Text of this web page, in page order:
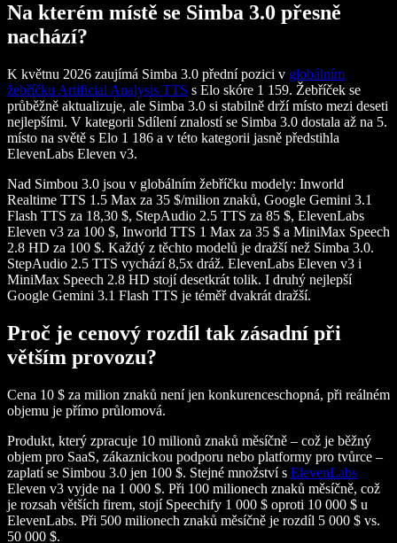
Na kterém místě se Simba 3.0 přesně
nachází?
K květnu 2026 zaujímá Simba 3.0 přední pozici v globálním
žebříčku Artificial Analysis TTS s Elo skóre 1 159. Žebříček se
průběžně aktualizuje, ale Simba 3.0 si stabilně drží místo mezi deseti
nejlepšími. V kategorii Sdílení znalostí se Simba 3.0 dostala až na 5.
místo na světě s Elo 1 186 a v této kategorii jasně předstihla
ElevenLabs Eleven v3.
Nad Simbou 3.0 jsou v globálním žebříčku modely: Inworld
Realtime TTS 1.5 Max za 35 $/milion znaků, Google Gemini 3.1
Flash TTS za 18,30 $, StepAudio 2.5 TTS za 85 $, ElevenLabs
Eleven v3 za 100 $, Inworld TTS 1 Max za 35 $ a MiniMax Speech
2.8 HD za 100 $. Každý z těchto modelů je dražší než Simba 3.0.
StepAudio 2.5 TTS vychází 8,5x dráž. ElevenLabs Eleven v3 i
MiniMax Speech 2.8 HD stojí desetkrát tolik. I druhý nejlepší
Google Gemini 3.1 Flash TTS je téměř dvakrát dražší.
Proč je cenový rozdíl tak zásadní při
větším provozu?
Cena 10 $ za milion znaků není jen konkurenceschopná, při reálném
objemu je přímo průlomová.
Produkt, který zpracuje 10 milionů znaků měsíčně – což je běžný
objem pro SaaS, zákaznickou podporu nebo platformy pro tvůrce –
zaplatí se Simbou 3.0 jen 100 $. Stejné množství s ElevenLabs
Eleven v3 vyjde na 1 000 $. Při 100 milionech znaků měsíčně, což
je rozsah větších firem, stojí Speechify 1 000 $ oproti 10 000 $ u
ElevenLabs. Při 500 milionech znaků měsíčně je rozdíl 5 000 $ vs.
50 000 $.